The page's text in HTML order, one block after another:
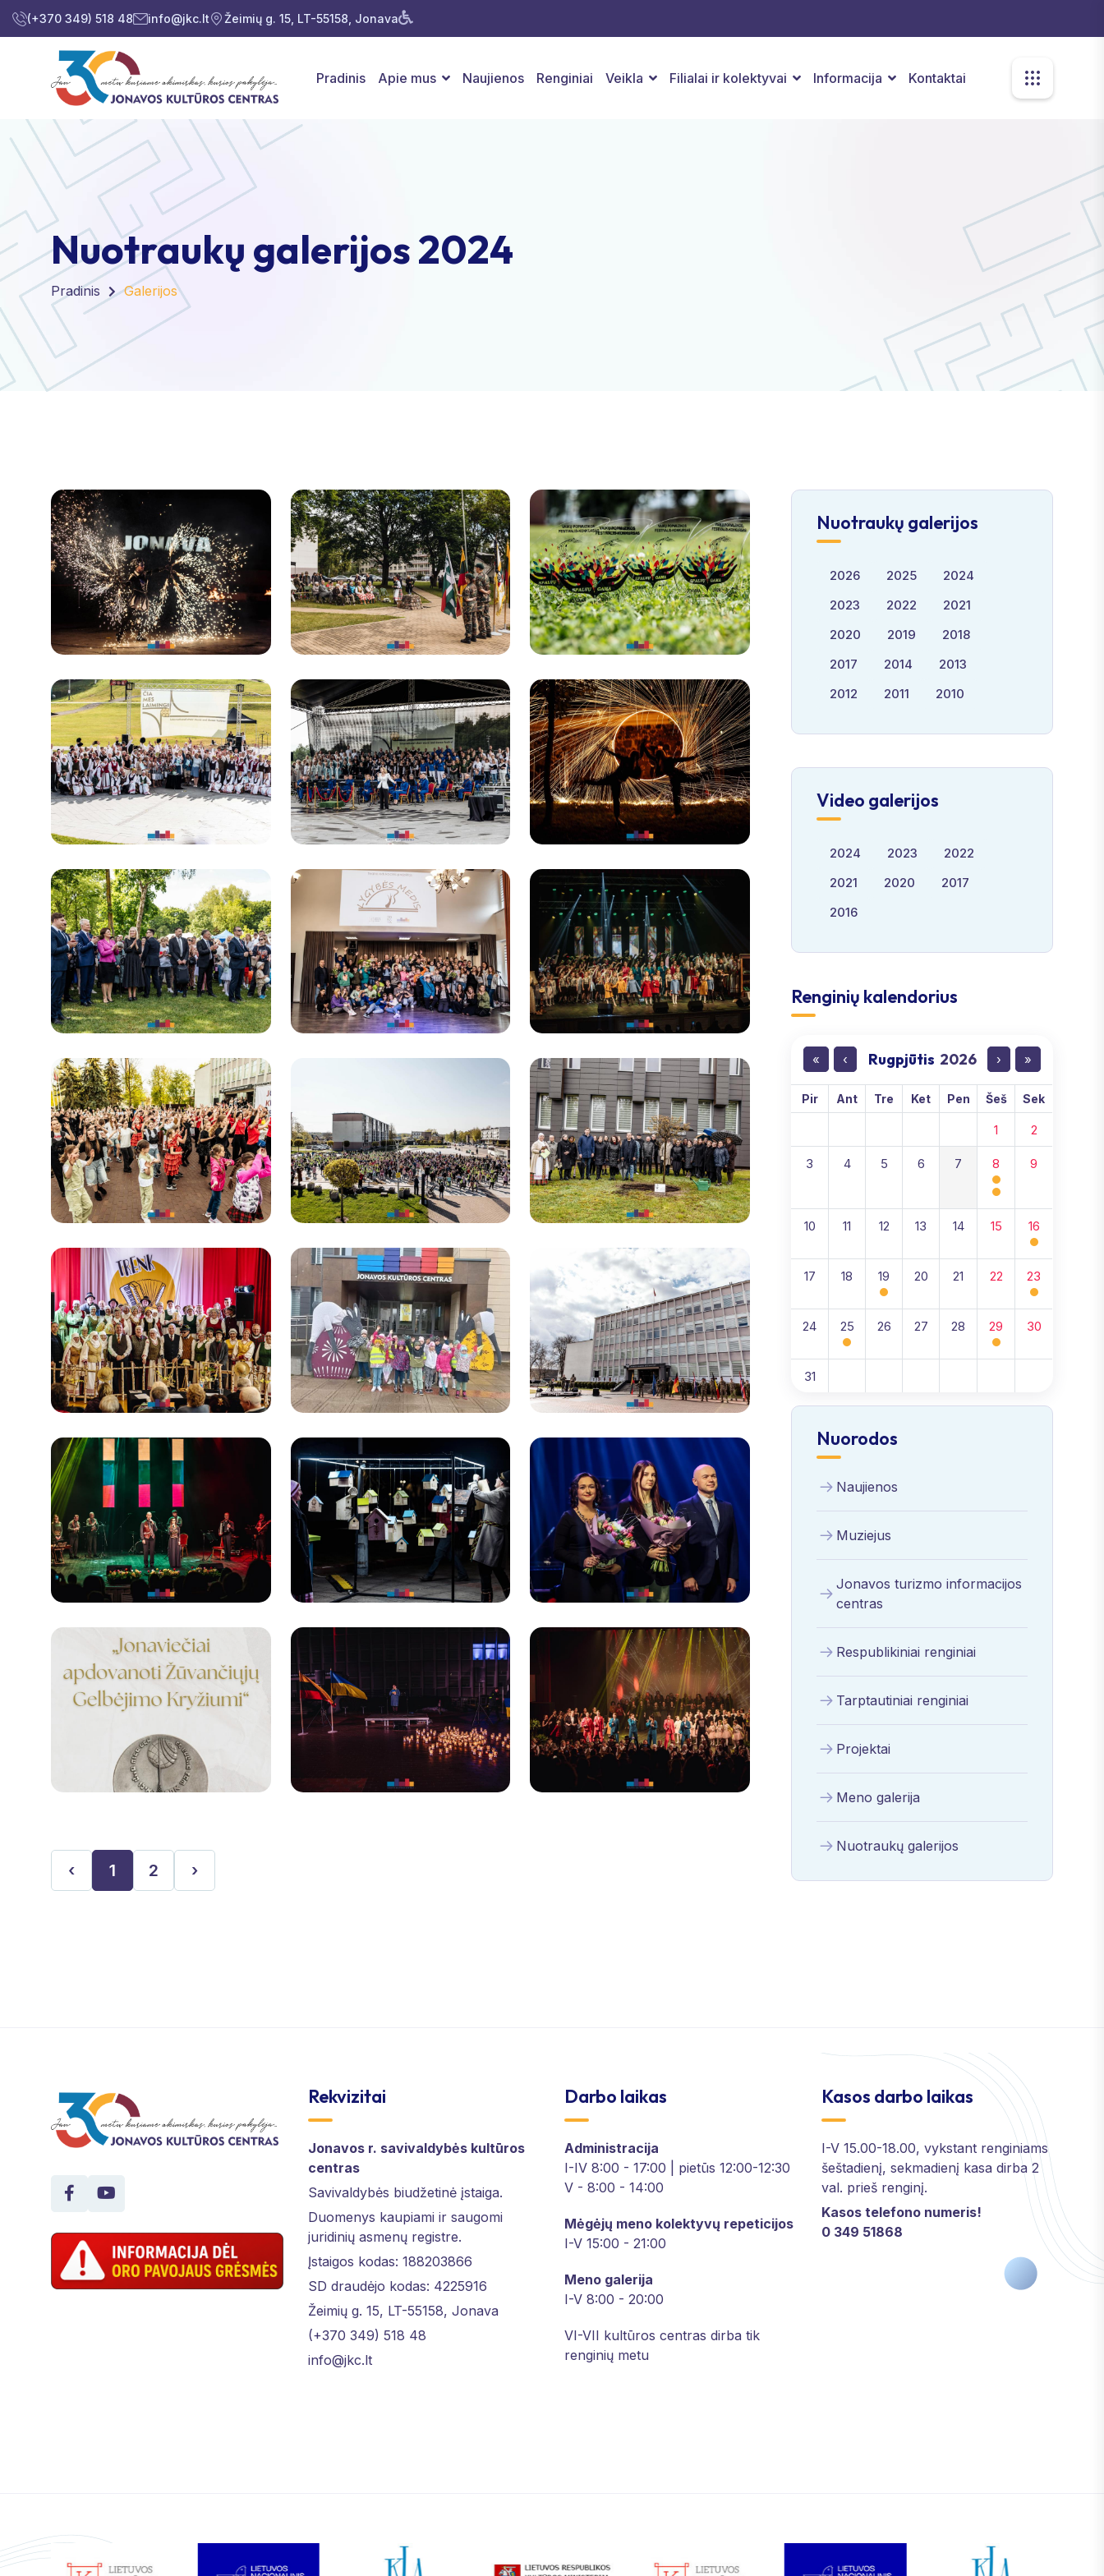
(+370 349) 518 48 info@jkc.lt Žeimių g. 15, LT-55158, Jonava
Pradinis Apie mus Naujienos Renginiai Veikla Filialai ir kolektyvai Informacija Kontaktai
Nuotraukų galerijos 2024
Pradinis Galerijos
‹ 1 2 ›
Nuotraukų galerijos
2026 2025
2024
2023
2022
2021
2020
2019
2018
2017
2014
2013
2012
2011 2010
Video galerijos
2024 2023
2022
2021
2020
2017
2016
Renginių kalendorius
« ‹ Rugpjūtis 2026 › »
Pir Ant Tre Ket Pen Šeš Sek
1 2
3 4 5 6 7 8 9
10 11 12 13 14 15 16
17 18 19 20 21 22 23
24 25 26 27 28 29 30
31
Nuorodos
Naujienos
Muziejus
Jonavos turizmo informacijos
centras
Respublikiniai renginiai
Tarptautiniai renginiai
Projektai
Meno galerija
Nuotraukų galerijos
Rekvizitai
Jonavos r. savivaldybės kultūros
centras
Savivaldybės biudžetinė įstaiga.
Duomenys kaupiami ir saugomi
juridinių asmenų registre.
Įstaigos kodas: 188203866
SD draudėjo kodas: 4225916
Žeimių g. 15, LT-55158, Jonava
(+370 349) 518 48
info@jkc.lt
Darbo laikas
Administracija
I-IV 8:00 - 17:00 | pietūs 12:00-12:30
V - 8:00 - 14:00
Mėgėjų meno kolektyvų repeticijos
I-V 15:00 - 21:00
Meno galerija
I-V 8:00 - 20:00
VI-VII kultūros centras dirba tik
renginių metu
Kasos darbo laikas
I-V 15.00-18.00, vykstant renginiams
šeštadienį, sekmadienį kasa dirba 2
val. prieš renginį.
Kasos telefono numeris!
0 349 51868